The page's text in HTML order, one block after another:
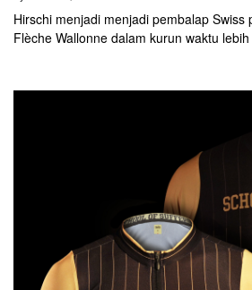
Hirschi menjadi menjadi pembalap
Flèche Wallonne dalam kurun waktu